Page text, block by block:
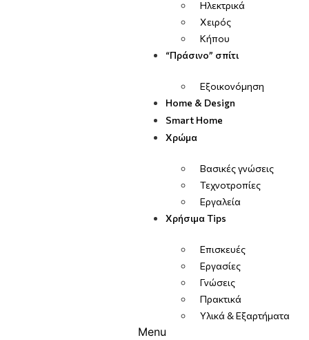
Ηλεκτρικά
Χειρός
Κήπου
“Πράσινο” σπίτι
Εξοικονόμηση
Home & Design
Smart Home
Χρώμα
Βασικές γνώσεις
Τεχνοτροπίες
Εργαλεία
Χρήσιμα Tips
Επισκευές
Εργασίες
Γνώσεις
Πρακτικά
Υλικά & Εξαρτήματα
Menu